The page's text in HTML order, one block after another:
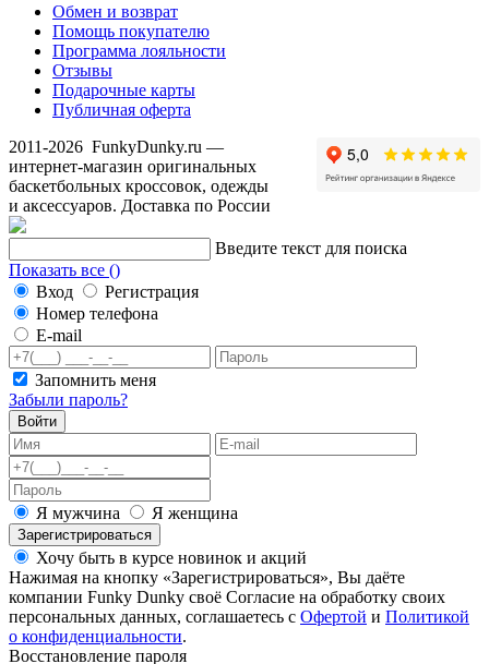
Обмен и возврат
Помощь покупателю
Программа лояльности
Отзывы
Подарочные карты
Публичная оферта
2011-2026 FunkyDunky.ru —
интернет-магазин оригинальных
баскетбольных кроссовок, одежды
и аксессуаров. Доставка по России
Введите текст для поиска
Показать все ()
Вход
Регистрация
Номер телефона
E-mail
Запомнить меня
Забыли пароль?
Войти
Я мужчина Я женщина
Зарегистрироваться
Хочу быть в курсе новинок и акций
Нажимая на кнопку «Зарегистрироваться», Вы даёте
компании Funky Dunky своё Согласие на обработку своих
персональных данных, соглашаетесь с Офертой и Политикой
о конфиденциальности.
Восстановление пароля